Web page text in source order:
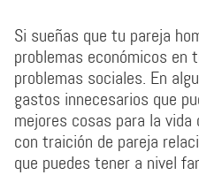
Si sueñas que tu pareja
problemas económicos en
problemas sociales. En
gastos innecesarios que
mejores cosas para la
con traición de pareja
que puedes tener a nivel